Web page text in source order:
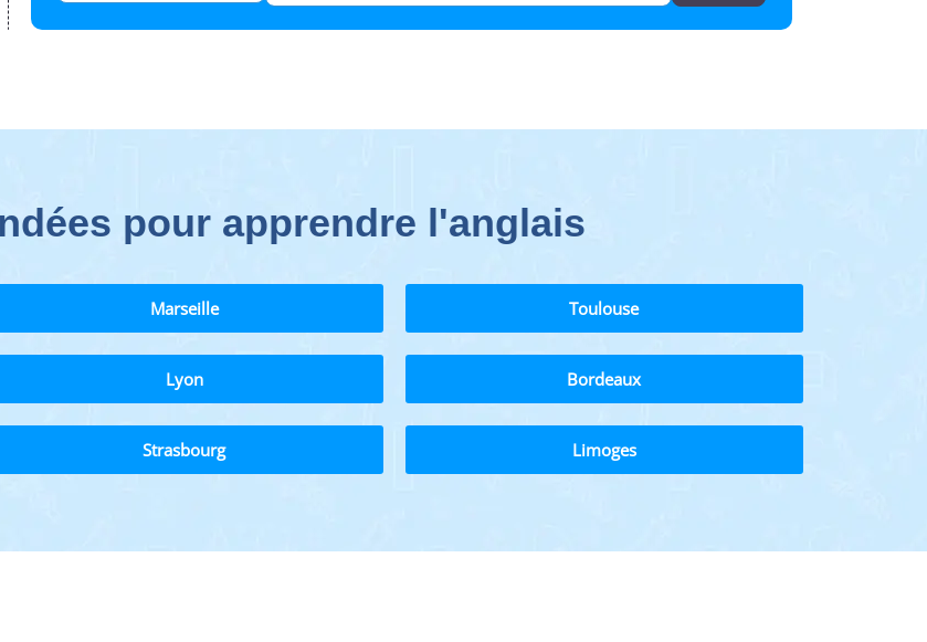
pour apprendre l'anglais
Marseille
Lyon
Strasbourg
Toulouse
Bordeaux
Limoges